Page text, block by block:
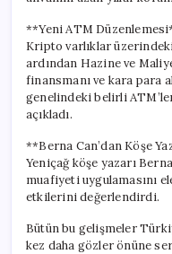
**Yeni ATM
Kripto varlıklar
ardından Hazine ve
finansmanı ve kara para
genelindeki belirli
açıkladı.
**Berna Can’dan Köşe
Yeniçağ köşe yazarı
muafiyeti uygulamasını
etkilerini değerlendirdi.
Bütün bu gelişmeler
kez daha gözler önüne